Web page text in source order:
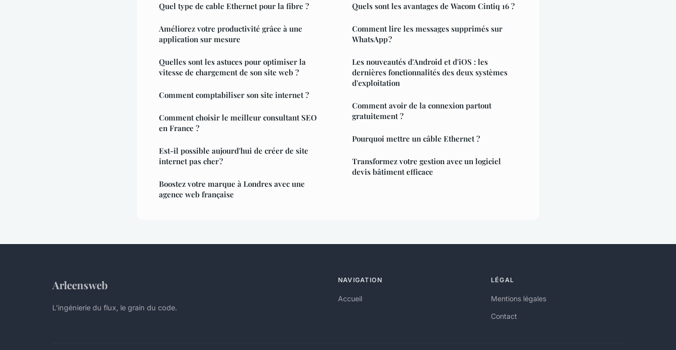
Quel type de cable Ethernet pour la fibre ?
Améliorez votre productivité grâce à une
application sur mesure
Quelles sont les astuces pour optimiser la
vitesse de chargement de son site web ?
Comment comptabiliser son site internet ?
Comment choisir le meilleur consultant SEO
en France ?
Est-il possible aujourd'hui de créer de site
internet pas cher ?
Boostez votre marque à Londres avec une
agence web française
Quels sont les avantages de Wacom Cintiq 16 ?
Comment lire les messages supprimés sur
WhatsApp ?
Les nouveautés d'Android et d'iOS : les
dernières fonctionnalités des deux systèmes
d'exploitation
Comment avoir de la connexion partout
gratuitement ?
Pourquoi mettre un câble Ethernet ?
Transformez votre gestion avec un logiciel
devis bâtiment efficace
Arleensweb
L'ingénierie du flux, le grain du code.
NAVIGATION
Accueil
LÉGAL
Mentions légales
Contact